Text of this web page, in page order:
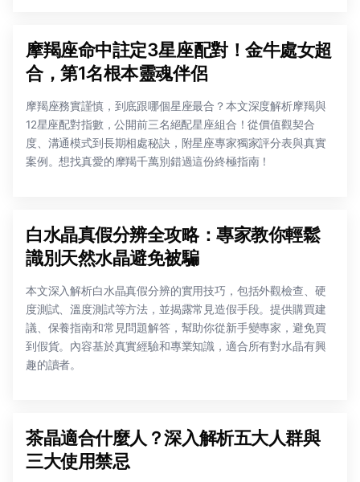
摩羯座命中註定3星座配對！金牛處女超
合，第1名根本靈魂伴侶
摩羯座務實謹慎，到底跟哪個星座最合？本文深度解析摩羯與
12星座配對指數，公開前三名絕配星座組合！從價值觀契合
度、溝通模式到長期相處秘訣，附星座專家獨家評分表與真實
案例。想找真愛的摩羯千萬別錯過這份終極指南！
白水晶真假分辨全攻略：專家教你輕鬆
識別天然水晶避免被騙
本文深入解析白水晶真假分辨的實用技巧，包括外觀檢查、硬
度測試、溫度測試等方法，並揭露常見造假手段。提供購買建
議、保養指南和常見問題解答，幫助你從新手變專家，避免買
到假貨。內容基於真實經驗和專業知識，適合所有對水晶有興
趣的讀者。
茶晶適合什麼人？深入解析五大人群與
三大使用禁忌